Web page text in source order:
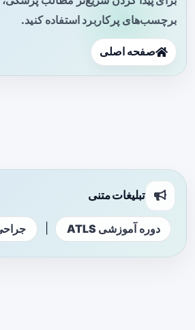
برچسب‌های پرکاربرد استفاده کنید.
صفحه اصلی
تبلیغات متنی
دوره آموزشی ATLS